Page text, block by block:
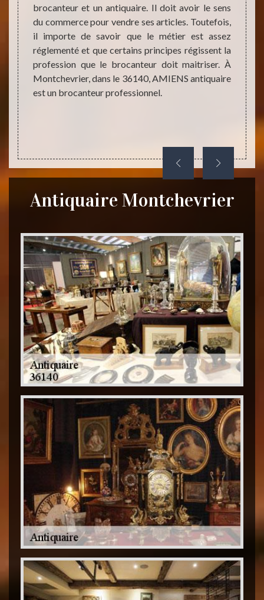
des
vous
qui
à
un
brocanteur et un antiquaire. Il doit avoir le sens
du commerce pour vendre ses articles. Toutefois,
il importe de savoir que le métier est assez
réglementé et que certains principes régissent la
profession que le brocanteur doit maitriser. À
Montchevrier, dans le 36140, AMIENS antiquaire
est un brocanteur professionnel.
Antiquaire Montchevrier